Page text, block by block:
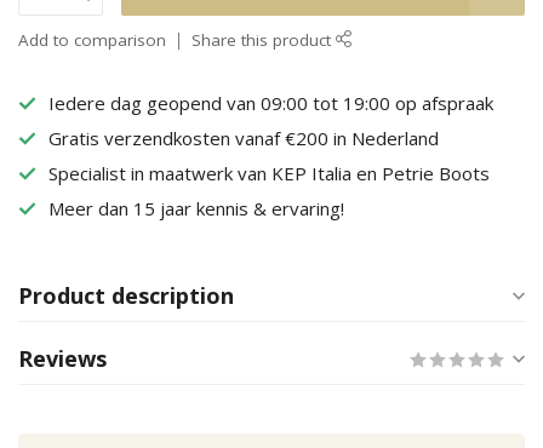
Add to comparison Share this product
Iedere dag geopend van 09:00 tot 19:00 op afspraak
Gratis verzendkosten vanaf €200 in Nederland
Specialist in maatwerk van KEP Italia en Petrie Boots
Meer dan 15 jaar kennis & ervaring!
Product description
Reviews